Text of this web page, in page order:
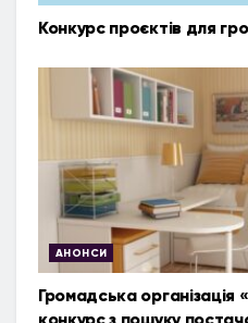
Конкурс проєктів для
АНОНСИ
Громадська